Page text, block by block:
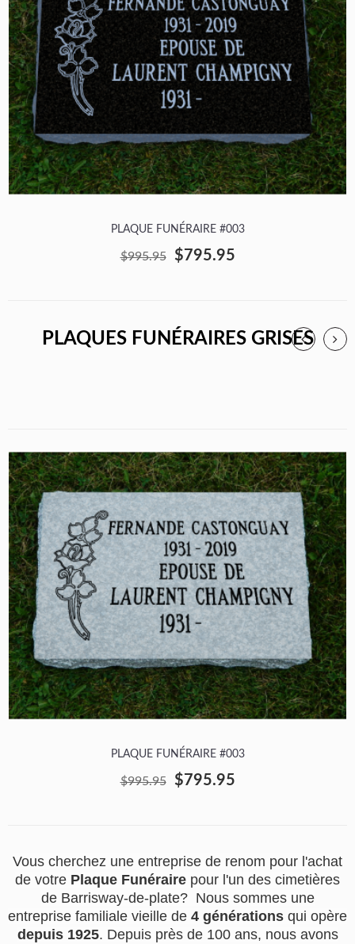
PLAQUE FUNÉRAIRE #003
$995.95 $795.95
PLAQUES FUNÉRAIRES GRISES
PLAQUE FUNÉRAIRE #003
$995.95 $795.95
Vous cherchez une entreprise de renom pour l'achat
de votre Plaque Funéraire pour l'un des cimetières
de Barrisway-de-plate? Nous sommes une
entreprise familiale vieille de 4 générations qui opère
depuis 1925. Depuis près de 100 ans, nous avons